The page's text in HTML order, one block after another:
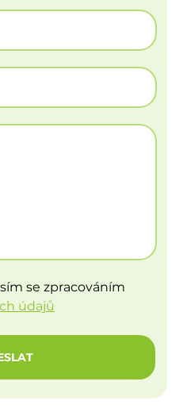
se zpracováním
údajů